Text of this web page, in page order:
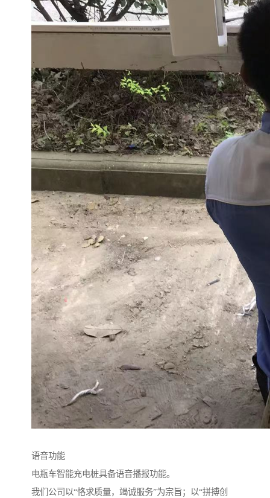
语音功能
电瓶车智能充电桩具备语音播报功能。
我们公司以“恪求质量，竭诚服务”为宗旨；以“拼搏创